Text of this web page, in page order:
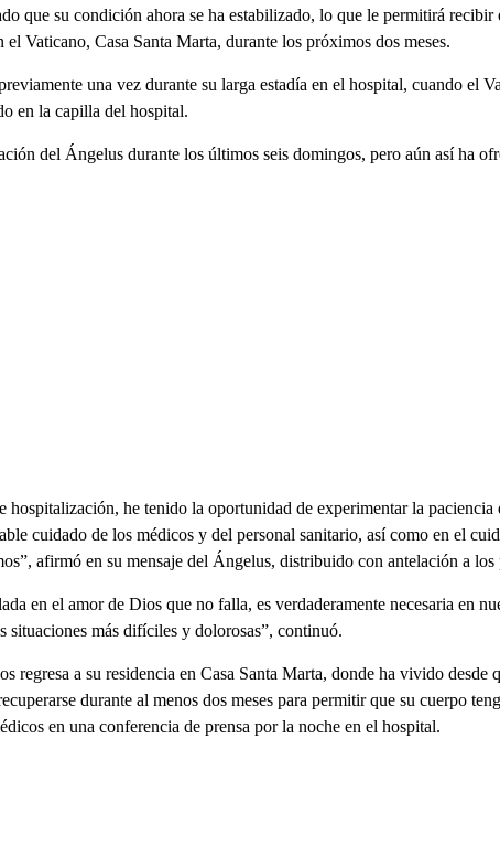
que su condición ahora se ha estabilizado, lo que le permitirá recibir
el Vaticano, Casa Santa Marta, durante los próximos dos meses.
una vez durante su larga estadía en el hospital, cuando el
en la capilla del hospital.
del Ángelus durante los últimos seis domingos, pero aún así ha
hospitalización, he tenido la oportunidad de experimentar la paciencia
cuidado de los médicos y del personal sanitario, así como en el
afirmó en su mensaje del Ángelus, distribuido con antelación a los
en el amor de Dios que no falla, es verdaderamente necesaria en
situaciones más difíciles y dolorosas”, continuó.
regresa a su residencia en Casa Santa Marta, donde ha vivido desde
durante al menos dos meses para permitir que su cuerpo
en una conferencia de prensa por la noche en el hospital.